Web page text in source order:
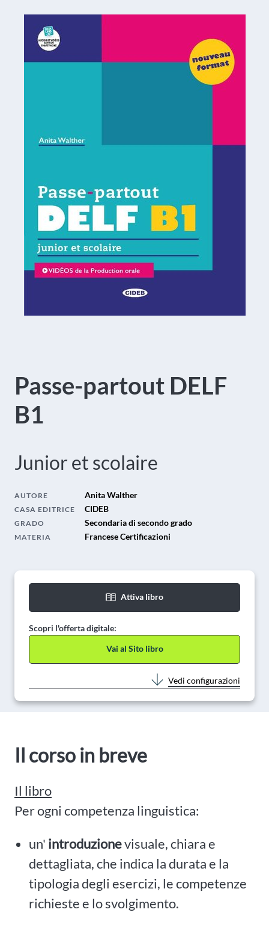
Passe-partout DELF
B1
Junior et scolaire
AUTORE Anita Walther
CASA EDITRICE CIDEB
GRADO Secondaria di secondo grado
MATERIA Francese Certificazioni
Attiva libro
Scopri l'offerta digitale:
Vai al Sito libro
Vedi configurazioni
Il corso in breve
Il libro
Per ogni competenza linguistica:
un' introduzionevisuale, chiara e
dettagliata, che indica la durata e la
tipologia degli esercizi, le competenze
richieste e lo svolgimento.